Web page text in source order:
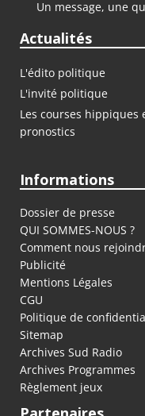
Un message, une
Actualités
L'édito politique
L'invité politique
Les courses hippiques
pronostics
Informations
Dossier de presse
QUI SOMMES-NOUS ?
Comment nous
Publicité
Mentions Légales
CGU
Politique de
Sitemap
Archives Sud Radio
Archives Programmes
Règlement jeux